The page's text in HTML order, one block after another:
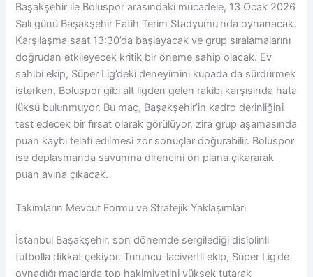
Başakşehir ile Boluspor arasındaki mücadele, 13 Ocak 2026
Salı günü Başakşehir Fatih Terim Stadyumu’nda oynanacak.
Karşılaşma saat 13:30’da başlayacak ve grup sıralamalarını
doğrudan etkileyecek kritik bir öneme sahip olacak. Ev
sahibi ekip, Süper Lig’deki deneyimini kupada da sürdürmek
isterken, Boluspor gibi alt ligden gelen rakibi karşısında hata
lüksü bulunmuyor. Bu maç, Başakşehir’in kadro derinliğini
test edecek bir fırsat olarak görülüyor, zira grup aşamasında
puan kaybı telafi edilmesi zor sonuçlar doğurabilir. Boluspor
ise deplasmanda savunma direncini ön plana çıkararak
puan avına çıkacak.
Takımların Mevcut Formu ve Stratejik Yaklaşımları
İstanbul Başakşehir, son dönemde sergilediği disiplinli
futbolla dikkat çekiyor. Turuncu-lacivertli ekip, Süper Lig’de
oynadığı maçlarda top hakimiyetini yüksek tutarak